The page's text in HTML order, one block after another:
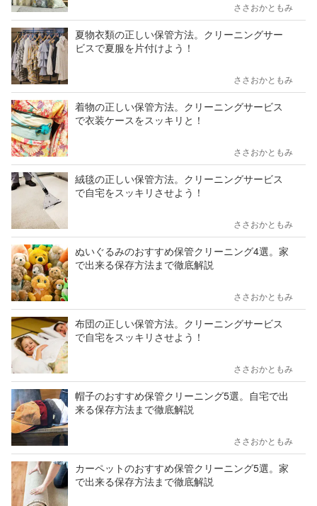
ささおかともみ
夏物衣類の正しい保管方法。クリーニングサー
ビスで夏服を片付けよう！
ささおかともみ
着物の正しい保管方法。クリーニングサービス
で衣装ケースをスッキリと！
ささおかともみ
絨毯の正しい保管方法。クリーニングサービス
で自宅をスッキリさせよう！
ささおかともみ
ぬいぐるみのおすすめ保管クリーニング4選。家
で出来る保存方法まで徹底解説
ささおかともみ
布団の正しい保管方法。クリーニングサービス
で自宅をスッキリさせよう！
ささおかともみ
帽子のおすすめ保管クリーニング5選。自宅で出
来る保存方法まで徹底解説
ささおかともみ
カーペットのおすすめ保管クリーニング5選。家
で出来る保存方法まで徹底解説